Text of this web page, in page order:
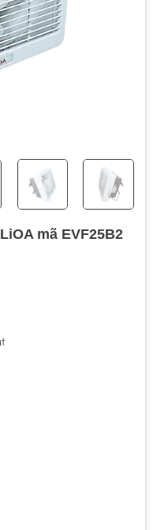
mã EVF25B2